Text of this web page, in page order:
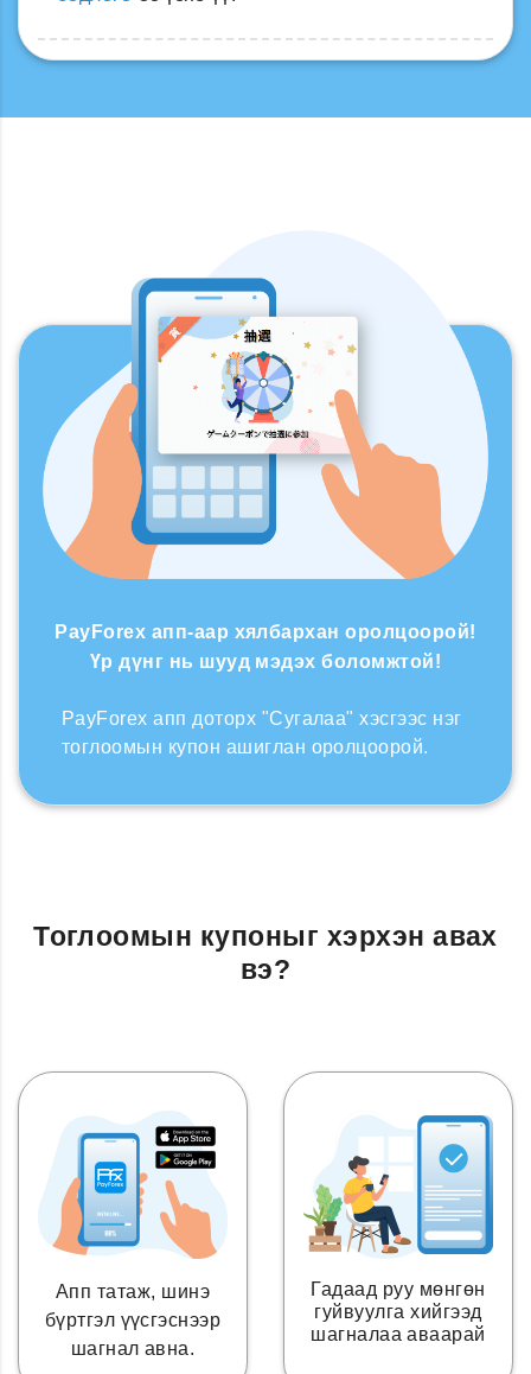
PayForex апп-аар хялбархан оролцоорой!
Үр дүнг нь шууд мэдэх боломжтой!
PayForex апп доторх "Сугалаа" хэсгээс нэг
тоглоомын купон ашиглан оролцоорой.
Тоглоомын купоныг хэрхэн авах
вэ?
Апп татаж, шинэ
бүртгэл үүсгэснээр
шагнал авна.
Гадаад руу мөнгөн
гуйвуулга хийгээд
шагналаа аваарай